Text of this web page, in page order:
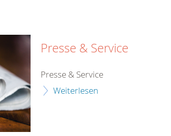
Presse & Service
Presse & Service
Weiterlesen